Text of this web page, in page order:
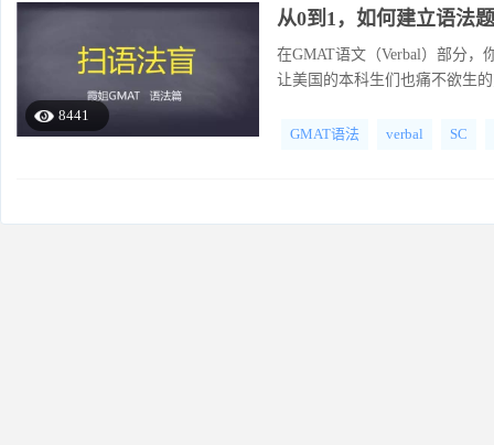
8441
从0到1，如何建立语法
在GMAT语文（Verbal）部分，
让美国的本科生们也痛不欲生
GMAT语法
verbal SC